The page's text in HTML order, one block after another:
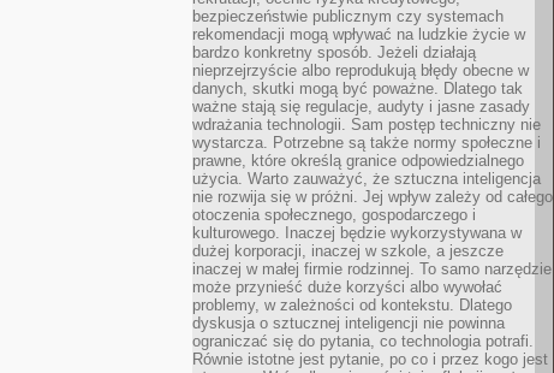
bezpieczeństwie publicznym czy systemach
rekomendacji mogą wpływać na ludzkie życie w
bardzo konkretny sposób. Jeżeli działają
nieprzejrzyście albo reprodukują błędy obecne w
danych, skutki mogą być poważne. Dlatego tak
ważne stają się regulacje, audyty i jasne zasady
wdrażania technologii. Sam postęp techniczny nie
wystarcza. Potrzebne są także normy społeczne i
prawne, które określą granice odpowiedzialnego
użycia. Warto zauważyć, że sztuczna inteligencja
nie rozwija się w próżni. Jej wpływ zależy od całego
otoczenia społecznego, gospodarczego i
kulturowego. Inaczej będzie wykorzystywana w
dużej korporacji, inaczej w szkole, a jeszcze
inaczej w małej firmie rodzinnej. To samo narzędzie
może przynieść duże korzyści albo wywołać
problemy, w zależności od kontekstu. Dlatego
dyskusja o sztucznej inteligencji nie powinna
ograniczać się do pytania, co technologia potrafi.
Równie istotne jest pytanie, po co i przez kogo jest